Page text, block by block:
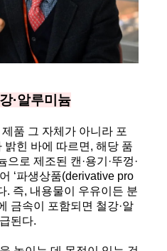
·알루미늄
품 그 자체가 아니라 포
밝힌 바에 따르면, 해당 품
로 제조된 캔·용기·뚜껑·
‘파생상품(derivative pro
. 즉, 내용물이 우유이든 분
금속이 포함되면 철강·알
된다.